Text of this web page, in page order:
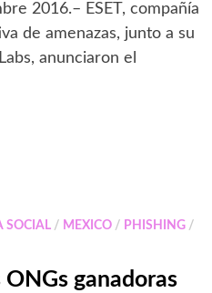
2016.– ESET, compañía
de amenazas, junto a su
anunciaron el
SOCIAL/ MEXICO/ PHISHING/
ONGs ganadoras